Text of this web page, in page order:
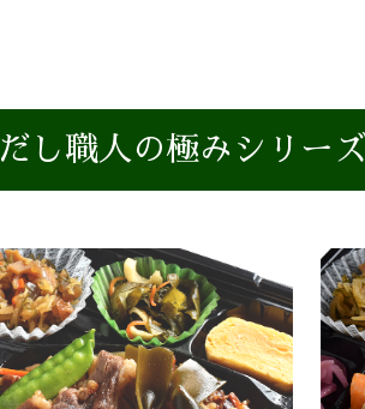
だし職人の極みシリーズ